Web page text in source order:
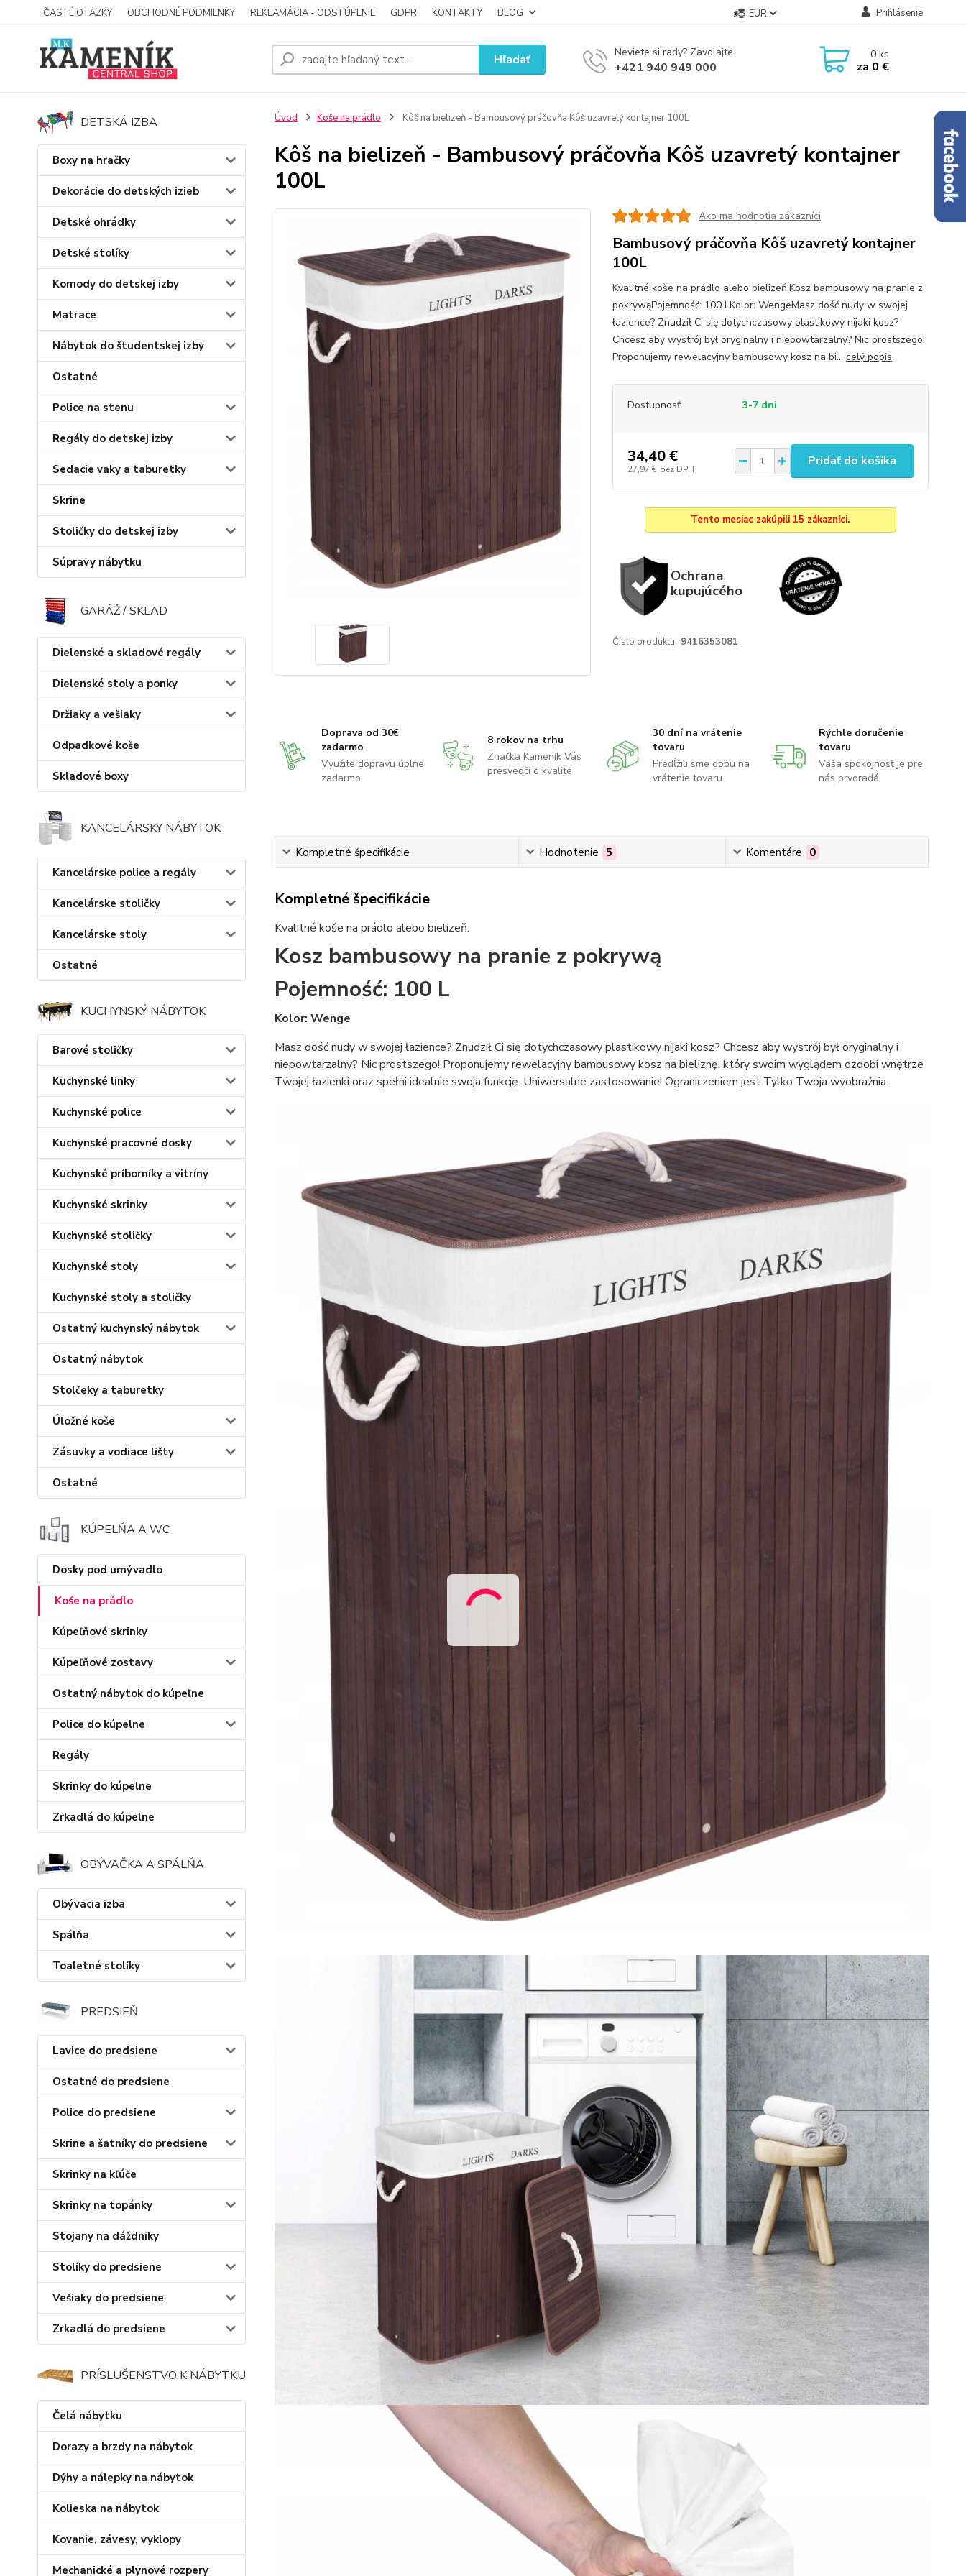
ČASTÉ OTÁZKY OBCHODNÉ PODMIENKY REKLAMÁCIA - ODSTÚPENIE GDPR KONTAKTY BLOG EUR Prihlásenie
Hľadať Neviete si rady? Zavolajte.
+421 940 949 000
0ks
za 0 €
DETSKÁ IZBA
Boxy na hračky
Dekorácie do detských izieb
Detské ohrádky
Detské stolíky
Komody do detskej izby
Matrace
Nábytok do študentskej izby
Ostatné
Police na stenu
Regály do detskej izby
Sedacie vaky a taburetky
Skrine
Stoličky do detskej izby
Súpravy nábytku
GARÁŽ / SKLAD
Dielenské a skladové regály
Dielenské stoly a ponky
Držiaky a vešiaky
Odpadkové koše
Skladové boxy
KANCELÁRSKY NÁBYTOK
Kancelárske police a regály
Kancelárske stoličky
Kancelárske stoly
Ostatné
KUCHYNSKÝ NÁBYTOK
Barové stoličky
Kuchynské linky
Kuchynské police
Kuchynské pracovné dosky
Kuchynské príborníky a vitríny
Kuchynské skrinky
Kuchynské stoličky
Kuchynské stoly
Kuchynské stoly a stoličky
Ostatný kuchynský nábytok
Ostatný nábytok
Stolčeky a taburetky
Úložné koše
Zásuvky a vodiace lišty
Ostatné
KÚPELŇA A WC
Dosky pod umývadlo
Koše na prádlo
Kúpeľňové skrinky
Kúpeľňové zostavy
Ostatný nábytok do kúpeľne
Police do kúpelne
Regály
Skrinky do kúpelne
Zrkadlá do kúpelne
OBÝVAČKA A SPÁLŇA
Obývacia izba
Spálňa
Toaletné stolíky
PREDSIEŇ
Lavice do predsiene
Ostatné do predsiene
Police do predsiene
Skrine a šatníky do predsiene
Skrinky na kľúče
Skrinky na topánky
Stojany na dáždniky
Stolíky do predsiene
Vešiaky do predsiene
Zrkadlá do predsiene
PRÍSLUŠENSTVO K NÁBYTKU
Čelá nábytku
Dorazy a brzdy na nábytok
Dýhy a nálepky na nábytok
Kolieska na nábytok
Kovanie, závesy, vyklopy
Mechanické a plynové rozpery
Úvod Koše na prádlo Kôš na bielizeň - Bambusový práčovňa Kôš uzavretý kontajner 100L
Kôš na bielizeň - Bambusový práčovňa Kôš uzavretý kontajner
100L
Ako ma hodnotia zákazníci
Bambusový práčovňa Kôš uzavretý kontajner
100L
Kvalitné koše na prádlo alebo bielizeň.Kosz bambusowy na pranie z
pokrywąPojemność: 100 LKolor: WengeMasz dość nudy w swojej
łazience? Znudził Ci się dotychczasowy plastikowy nijaki kosz?
Chcesz aby wystrój był oryginalny i niepowtarzalny? Nic prostszego!
Proponujemy rewelacyjny bambusowy kosz na bi... celý popis
Dostupnosť 3-7 dni
34,40 €
27,97 € bez DPH
Pridať do košíka
Tento mesiac zakúpili 15 zákazníci.
Ochrana
kupujúcého
Číslo produktu: 9416353081
Doprava od 30€
zadarmo
Využite dopravu úplne
zadarmo
8 rokov na trhu
Značka Kameník Vás
presvedčí o kvalite
30 dní na vrátenie
tovaru
Predĺžili sme dobu na
vrátenie tovaru
Rýchle doručenie
tovaru
Vaša spokojnosť je pre
nás prvoradá
Kompletné špecifikácie Hodnotenie 5 Komentáre 0
Kompletné špecifikácie
Kvalitné koše na prádlo alebo bielizeň.
Kosz bambusowy na pranie z pokrywą
Pojemność: 100 L
Kolor: Wenge
Masz dość nudy w swojej łazience? Znudził Ci się dotychczasowy plastikowy nijaki kosz? Chcesz aby wystrój był oryginalny i
niepowtarzalny? Nic prostszego! Proponujemy rewelacyjny bambusowy kosz na bieliznę, który swoim wyglądem ozdobi wnętrze
Twojej łazienki oraz spełni idealnie swoja funkcję. Uniwersalne zastosowanie! Ograniczeniem jest Tylko Twoja wyobraźnia.